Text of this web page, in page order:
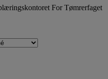
For Tømrerfaget